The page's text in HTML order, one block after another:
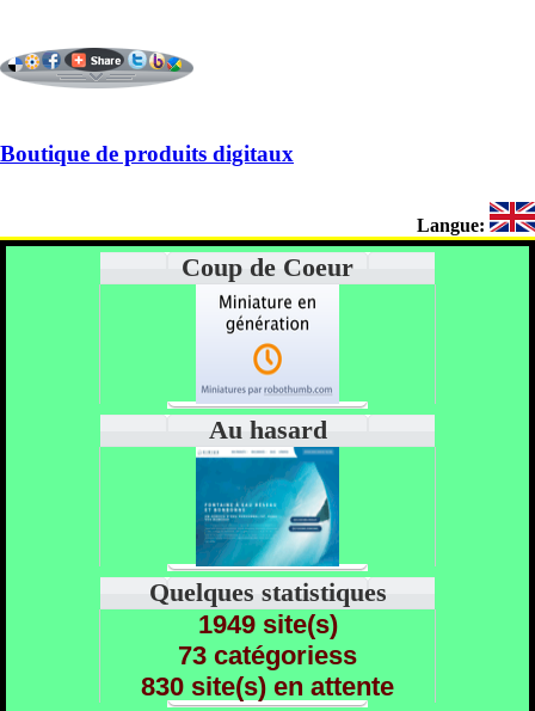
Boutique de produits digitaux
Langue:
Coup de Coeur
Au hasard
Quelques statistiques
1949 site(s)
73 catégoriess
830 site(s) en attente